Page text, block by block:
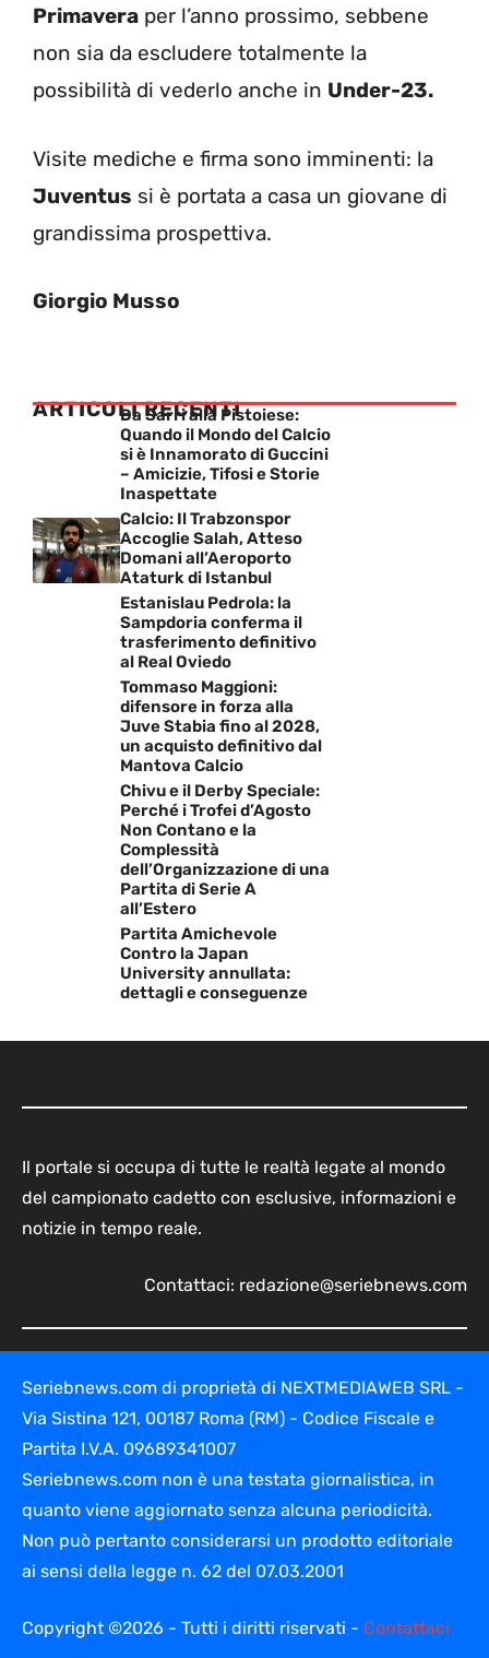
Primavera per l’anno prossimo, sebbene
non sia da escludere totalmente la
possibilità di vederlo anche in Under-23.
Visite mediche e firma sono imminenti: la
Juventus si è portata a casa un giovane di
grandissima prospettiva.
Giorgio Musso
ARTICOLI RECENTI
Da Sarri alla Pistoiese:
Quando il Mondo del Calcio
si è Innamorato di Guccini
– Amicizie, Tifosi e Storie
Inaspettate
Calcio: Il Trabzonspor
Accoglie Salah, Atteso
Domani all’Aeroporto
Ataturk di Istanbul
Estanislau Pedrola: la
Sampdoria conferma il
trasferimento definitivo
al Real Oviedo
Tommaso Maggioni:
difensore in forza alla
Juve Stabia fino al 2028,
un acquisto definitivo dal
Mantova Calcio
Chivu e il Derby Speciale:
Perché i Trofei d’Agosto
Non Contano e la
Complessità
dell’Organizzazione di una
Partita di Serie A
all’Estero
Partita Amichevole
Contro la Japan
University annullata:
dettagli e conseguenze
Il portale si occupa di tutte le realtà legate al mondo
del campionato cadetto con esclusive, informazioni e
notizie in tempo reale.
Contattaci: redazione@seriebnews.com
Seriebnews.com di proprietà di NEXTMEDIAWEB SRL -
Via Sistina 121, 00187 Roma (RM) - Codice Fiscale e
Partita I.V.A. 09689341007
Seriebnews.com non è una testata giornalistica, in
quanto viene aggiornato senza alcuna periodicità.
Non può pertanto considerarsi un prodotto editoriale
ai sensi della legge n. 62 del 07.03.2001
Copyright ©2026 - Tutti i diritti riservati - Contattaci